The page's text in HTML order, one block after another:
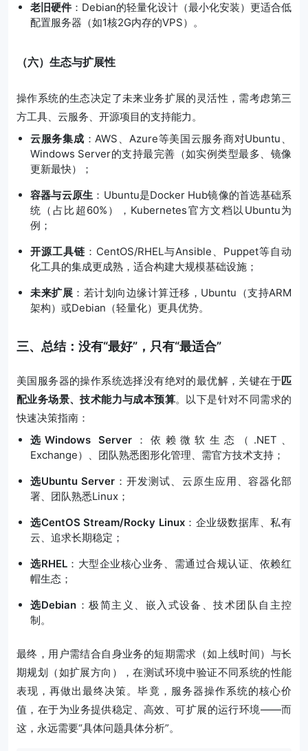
老旧硬件：Debian的轻量化设计（最小化安装）更适合低
配置服务器（如1核2G内存的VPS）。
（六）生态与扩展性
操作系统的生态决定了未来业务扩展的灵活性，需考虑第三
方工具、云服务、开源项目的支持能力。
云服务集成 ：AWS、Azure等美国云服务商对Ubuntu、
Windows Server的支持最完善（如实例类型最多、镜像
更新最快）；
容器与云原生 ：Ubuntu是Docker Hub镜像的首选基础系
统（占比超60%），Kubernetes官方文档以Ubuntu为
例；
开源工具链 ：CentOS/RHEL与Ansible、Puppet等自动
化工具的集成更成熟，适合构建大规模基础设施；
未来扩展 ：若计划向边缘计算迁移，Ubuntu（支持ARM
架构）或Debian（轻量化）更具优势。
三、总结：没有“最好”，只有“最适合”
美国服务器的操作系统选择没有绝对的最优解，关键在于匹
配业务场景、技术能力与成本预算。以下是针对不同需求的
快速决策指南：
选Windows Server：依赖微软生态（.NET、
Exchange）、团队熟悉图形化管理、需官方技术支持；
选Ubuntu Server ：开发测试、云原生应用、容器化部
署、团队熟悉Linux；
选CentOS Stream/Rocky Linux：企业级数据库、私有
云、追求长期稳定；
选RHEL：大型企业核心业务、需通过合规认证、依赖红
帽生态；
选Debian ：极简主义、嵌入式设备、技术团队自主控
制。
最终，用户需结合自身业务的短期需求（如上线时间）与长
期规划（如扩展方向），在测试环境中验证不同系统的性能
表现，再做出最终决策。毕竟，服务器操作系统的核心价
值，在于为业务提供稳定、高效、可扩展的运行环境——而
这，永远需要“具体问题具体分析”。